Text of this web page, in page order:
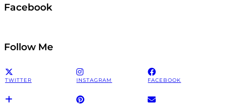
Facebook
Follow Me
TWITTER INSTAGRAM FACEBOOK